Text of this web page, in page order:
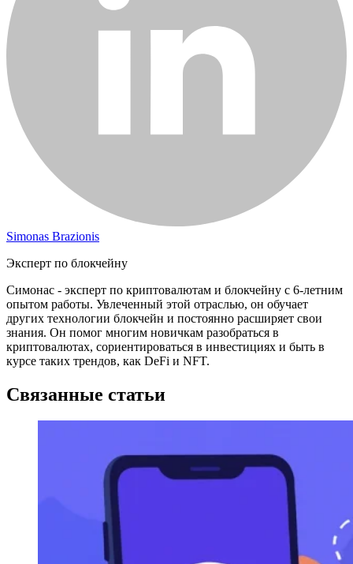
Simonas Brazionis
Эксперт по блокчейну
Симонас - эксперт по криптовалютам и блокчейну с 6-летним
опытом работы. Увлеченный этой отраслью, он обучает
других технологии блокчейн и постоянно расширяет свои
знания. Он помог многим новичкам разобраться в
криптовалютах, сориентироваться в инвестициях и быть в
курсе таких трендов, как DeFi и NFT.
Связанные статьи